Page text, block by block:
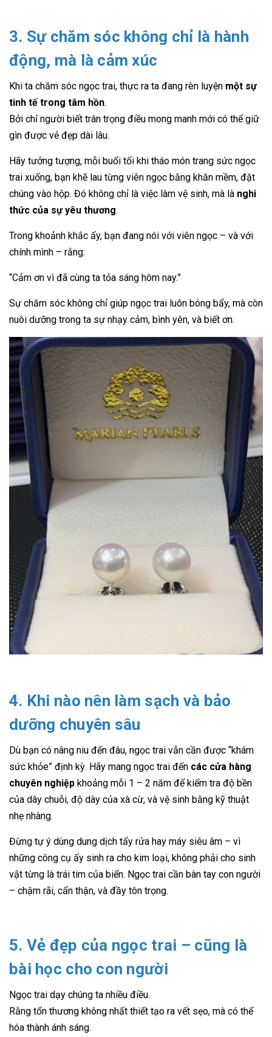
3. Sự chăm sóc không chỉ là hành
động, mà là cảm xúc
Khi ta chăm sóc ngọc trai, thực ra ta đang rèn luyện một sự
tinh tế trong tâm hồn.
Bởi chỉ người biết trân trọng điều mong manh mới có thể giữ
gìn được vẻ đẹp dài lâu.
Hãy tưởng tượng, mỗi buổi tối khi tháo món trang sức ngọc
trai xuống, bạn khẽ lau từng viên ngọc bằng khăn mềm, đặt
chúng vào hộp. Đó không chỉ là việc làm vệ sinh, mà là nghi
thức của sự yêu thương.
Trong khoảnh khắc ấy, bạn đang nói với viên ngọc – và với
chính mình – rằng:
“Cảm ơn vì đã cùng ta tỏa sáng hôm nay.”
Sự chăm sóc không chỉ giúp ngọc trai luôn bóng bẩy, mà còn
nuôi dưỡng trong ta sự nhạy cảm, bình yên, và biết ơn.
4. Khi nào nên làm sạch và bảo
dưỡng chuyên sâu
Dù bạn có nâng niu đến đâu, ngọc trai vẫn cần được “khám
sức khỏe” định kỳ. Hãy mang ngọc trai đến các cửa hàng
chuyên nghiệp khoảng mỗi 1 – 2 năm để kiểm tra độ bền
của dây chuỗi, độ dày của xà cừ, và vệ sinh bằng kỹ thuật
nhẹ nhàng.
Đừng tự ý dùng dung dịch tẩy rửa hay máy siêu âm – vì
những công cụ ấy sinh ra cho kim loại, không phải cho sinh
vật từng là trái tim của biển. Ngọc trai cần bàn tay con người
– chậm rãi, cẩn thận, và đầy tôn trọng.
5. Vẻ đẹp của ngọc trai – cũng là
bài học cho con người
Ngọc trai dạy chúng ta nhiều điều.
Rằng tổn thương không nhất thiết tạo ra vết sẹo, mà có thể
hóa thành ánh sáng.